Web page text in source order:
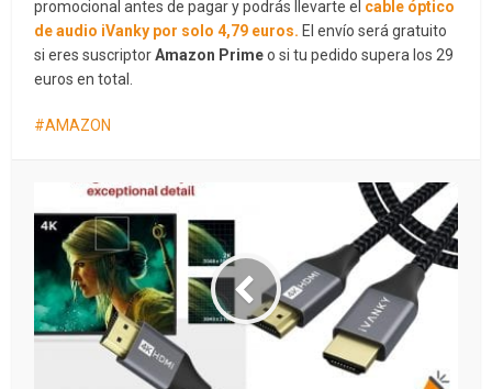
promocional antes de pagar y podrás llevarte el cable óptico
de audio iVanky por solo 4,79 euros. El envío será gratuito
si eres suscriptorAmazon Primeo si tu pedido supera los 29
euros en total.
AMAZON